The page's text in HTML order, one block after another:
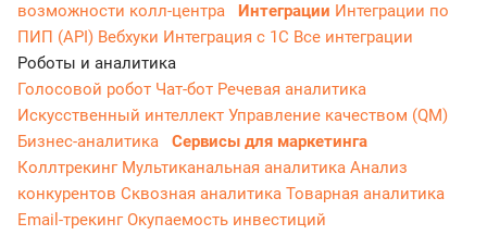
возможности колл-центра
Интеграции Интеграции по
ПИП (API) Вебхуки Интеграция с 1С Все интеграции
Роботы и аналитика
Голосовой робот Чат-бот Речевая аналитика
Искусственный интеллект Управление качеством (QM)
Бизнес-аналитика
Сервисы для маркетинга
Коллтрекинг Мультиканальная аналитика Анализ
конкурентов Сквозная аналитика Товарная аналитика
Email-трекингОкупаемость инвестиций